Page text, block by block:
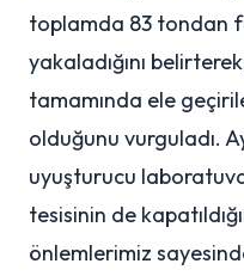
toplamda 83 tondan
yakaladığını
tamamında ele
olduğunu vurguladı.
uyuşturucu
tesisinin de
önlemlerimiz